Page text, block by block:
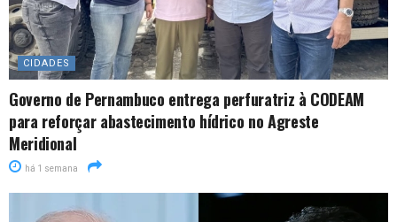
CIDADES
Governo de Pernambuco entrega perfuratriz à CODEAM
para reforçar abastecimento hídrico no Agreste
Meridional
há 1 semana